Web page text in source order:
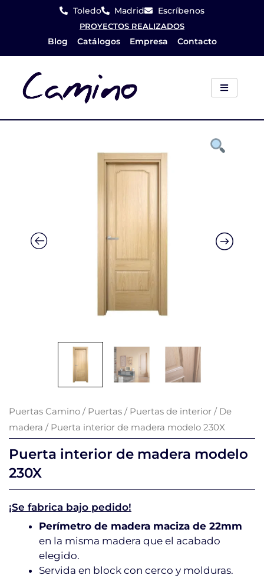
Toledo Madrid Escríbenos
PROYECTOS REALIZADOS
Blog Catálogos Empresa Contacto
Puertas Camino / Puertas / Puertas de interior / De
madera / Puerta interior de madera modelo 230X
Puerta interior de madera modelo
230X
¡Se fabrica bajo pedido!
Perímetro de madera maciza de 22mm
en la misma madera que el acabado
elegido.
Servida en block con cerco y molduras.